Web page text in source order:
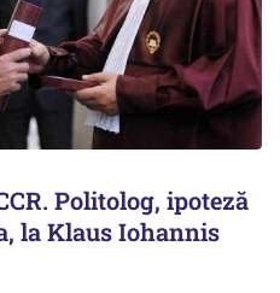
Politolog, ipoteză
la Klaus Iohannis